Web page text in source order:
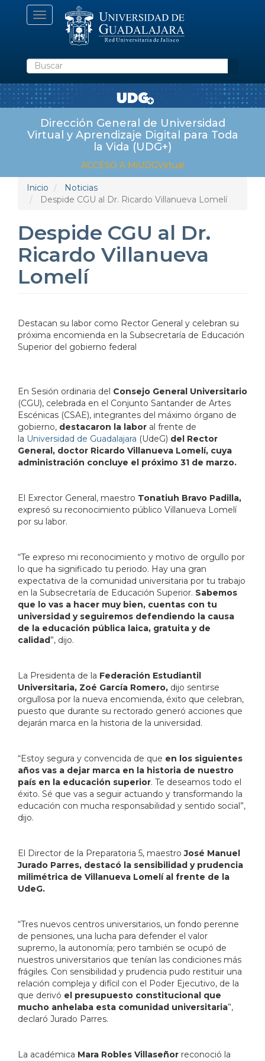
Toggle navigation
Buscar
Dirección General de Universidad
Virtual y Aprendizaje Digital para Toda
la Vida (UDG+)
ACCESO A MiUDGVirtual
Inicio
Noticias
Despide CGU al Dr. Ricardo Villanueva Lomelí
Despide CGU al Dr.
Ricardo Villanueva
Lomelí
Destacan su labor como Rector General y celebran su
próxima encomienda en la Subsecretaría de Educación
Superior del gobierno federal
En Sesión ordinaria del Consejo General Universitario
(CGU), celebrada en el Conjunto Santander de Artes
Escénicas (CSAE), integrantes del máximo órgano de
gobierno, destacaron la labor al frente de
la Universidad de Guadalajara (UdeG) del Rector
General, doctor Ricardo Villanueva Lomelí, cuya
administración concluye el próximo 31 de marzo.
El Exrector General, maestro Tonatiuh Bravo Padilla,
expresó su reconocimiento público Villanueva Lomelí
por su labor.
“Te expreso mi reconocimiento y motivo de orgullo por
lo que ha significado tu periodo. Hay una gran
expectativa de la comunidad universitaria por tu trabajo
en la Subsecretaría de Educación Superior. Sabemos
que lo vas a hacer muy bien, cuentas con tu
universidad y seguiremos defendiendo la causa
de la educación pública laica, gratuita y de
calidad”, dijo.
La Presidenta de la Federación Estudiantil
Universitaria, Zoé García Romero, dijo sentirse
orgullosa por la nueva encomienda, éxito que celebran,
puesto que durante su rectorado generó acciones que
dejarán marca en la historia de la universidad.
“Estoy segura y convencida de que en los siguientes
años vas a dejar marca en la historia de nuestro
país en la educación superior. Te deseamos todo el
éxito. Sé que vas a seguir actuando y transformando la
educación con mucha responsabilidad y sentido social”,
dijo.
El Director de la Preparatoria 5, maestroJosé Manuel
Jurado Parres, destacó la sensibilidad y prudencia
milimétrica de Villanueva Lomelí al frente de la
UdeG.
“Tres nuevos centros universitarios, un fondo perenne
de pensiones, una lucha para defender el valor
supremo, la autonomía; pero también se ocupó de
nuestros universitarios que tenían las condiciones más
frágiles. Con sensibilidad y prudencia pudo restituir una
relación compleja y difícil con el Poder Ejecutivo, de la
que derivó el presupuesto constitucional que
mucho anhelaba esta comunidad universitaria”,
declaró Jurado Parres.
La académica Mara Robles Villaseñor reconoció la